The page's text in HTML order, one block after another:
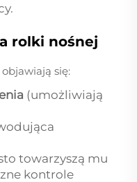
rolki nośnej
się:
(umożliwiają
towarzyszą mu
kontrole